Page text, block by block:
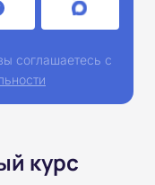
соглашаетесь с
курс